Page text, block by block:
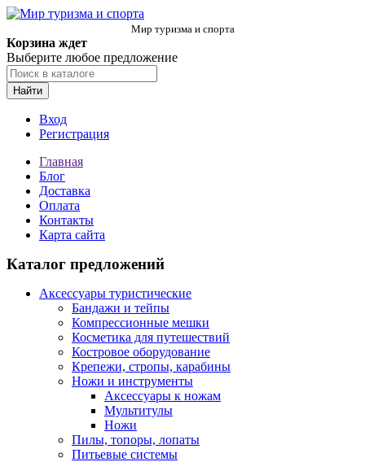
Мир туризма и спорта
Корзина ждет
Выберите любое предложение
Найти
Вход
Регистрация
Главная
Блог
Доставка
Оплата
Контакты
Карта сайта
Каталог предложений
Аксессуары туристические
Бандажи и тейпы
Компрессионные мешки
Косметика для путешествий
Костровое оборудование
Крепежи, стропы, карабины
Ножи и инструменты
Аксессуары к ножам
Мультитулы
Ножи
Пилы, топоры, лопаты
Питьевые системы